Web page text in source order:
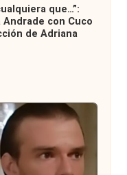
que…”:
con Cuco
de Adriana